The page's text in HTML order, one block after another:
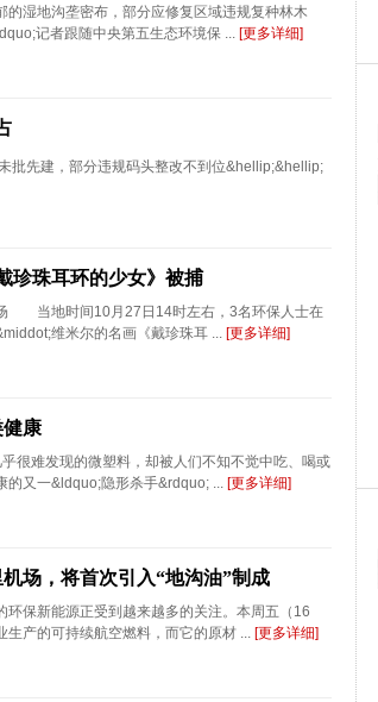
湿地沟垄密布，部分应修复区域违规复种林木
记者跟随中央第五生态环境保 ... [更多详细]
批先建，部分违规码头整改不到位&hellip;&hellip;
珍珠耳环的少女》被捕
当地时间10月27日14时左右，3名环保人士在
维米尔的名画《戴珍珠耳 ... [更多详细]
康
很难发现的微塑料，却被人们不知不觉中吃、喝或
的又一&ldquo;隐形杀手&rdquo; ... [更多详细]
场，将首次引入“地沟油”制成
保新能源正受到越来越多的关注。本周五（16
生产的可持续航空燃料，而它的原材 ... [更多详细]